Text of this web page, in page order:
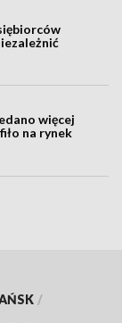
więcej
na rynek
/